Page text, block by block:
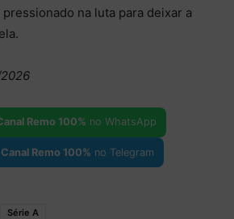
na luta para deixar a
Remo 100% no WhatsApp
Canal Remo 100% no Telegram
Série A